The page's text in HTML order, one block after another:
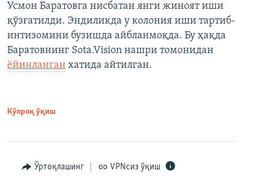
Усмон Баратовга нисбатан янги жиноят иши
қўзғатилди. Эндиликда у колония иши тартиб-
интизомини бузишда айбланмоқда. Бу ҳақда
Баратовнинг Sota.Vision нашри томонидан
ёйинланган хатида айтилган.
Кўпроқ ўқиш
Ўртоқлашинг VPNсиз ўқиш